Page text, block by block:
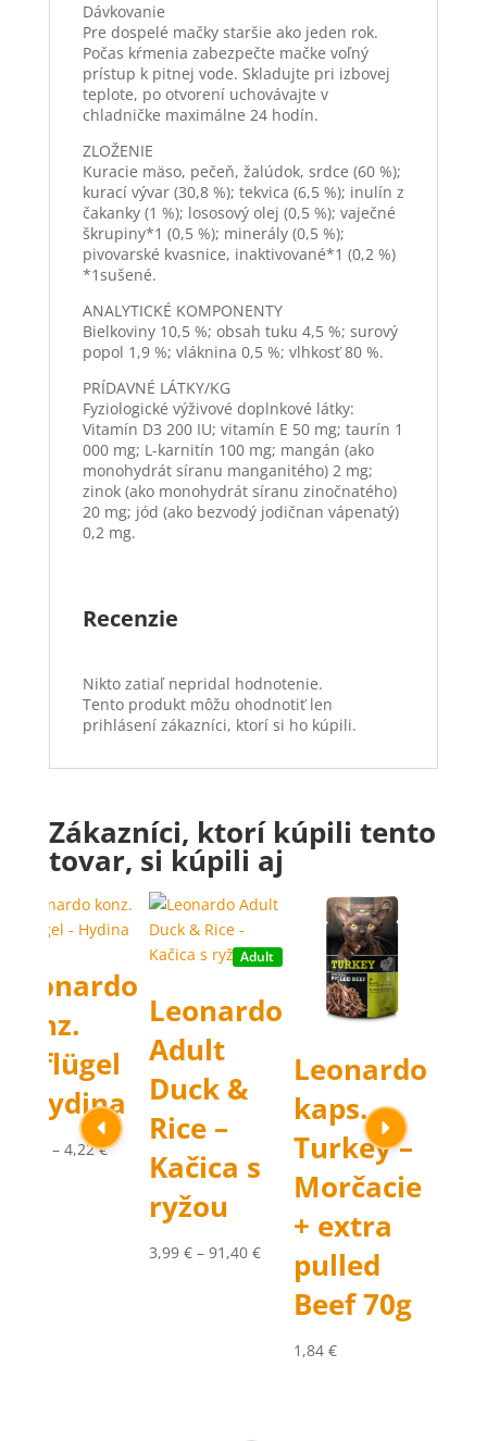
Dávkovanie
Pre dospelé mačky staršie ako jeden rok.
Počas kŕmenia zabezpečte mačke voľný
prístup k pitnej vode. Skladujte pri izbovej
teplote, po otvorení uchovávajte v
chladničke maximálne 24 hodín.
ZLOŽENIE
Kuracie mäso, pečeň, žalúdok, srdce (60 %);
kurací vývar (30,8 %); tekvica (6,5 %); inulín z
čakanky (1 %); lososový olej (0,5 %); vaječné
škrupiny*1 (0,5 %); minerály (0,5 %);
pivovarské kvasnice, inaktivované*1 (0,2 %)
*1sušené.
ANALYTICKÉ KOMPONENTY
Bielkoviny 10,5 %; obsah tuku 4,5 %; surový
popol 1,9 %; vláknina 0,5 %; vlhkosť 80 %.
PRÍDAVNÉ LÁTKY/KG
Fyziologické výživové doplnkové látky:
Vitamín D3 200 IU; vitamín E 50 mg; taurín 1
000 mg; L-karnitín 100 mg; mangán (ako
monohydrát síranu manganitého) 2 mg;
zinok (ako monohydrát síranu zinočnatého)
20 mg; jód (ako bezvodý jodičnan vápenatý)
0,2 mg.
Recenzie
Nikto zatiaľ nepridal hodnotenie.
Tento produkt môžu ohodnotiť len
prihlásení zákazníci, ktorí si ho kúpili.
Zákazníci, ktorí kúpili tento
tovar, si kúpili aj
Leonardo
konz.
Geflügel
– Hydina
– 4,22€Price
range:
through
Adult
Leonardo
Adult
Duck &
Rice –
Kačica s
ryžou
3,99 € – 91,40 €Price
range:
3,99 €
91,40 €
Leonardo
kaps.
Turkey –
Morčacie
+ extra
pulled
Beef 70g
1,84 €